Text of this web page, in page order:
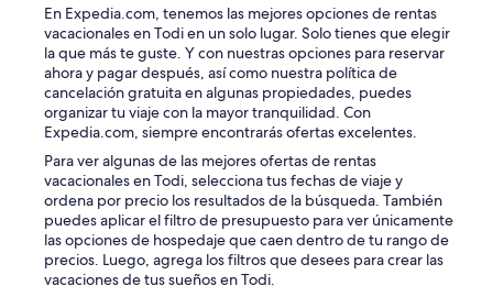
En Expedia.com, tenemos las mejores opciones de rentas
vacacionales en Todi en un solo lugar. Solo tienes que elegir
la que más te guste. Y con nuestras opciones para reservar
ahora y pagar después, así como nuestra política de
cancelación gratuita en algunas propiedades, puedes
organizar tu viaje con la mayor tranquilidad. Con
Expedia.com, siempre encontrarás ofertas excelentes.
Para ver algunas de las mejores ofertas de rentas
vacacionales en Todi, selecciona tus fechas de viaje y
ordena por precio los resultados de la búsqueda. También
puedes aplicar el filtro de presupuesto para ver únicamente
las opciones de hospedaje que caen dentro de tu rango de
precios. Luego, agrega los filtros que desees para crear las
vacaciones de tus sueños en Todi.